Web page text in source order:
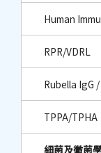
Human
RPR/VDRL
Rubella IgG
TPPA/TPHA
細菌及黴菌